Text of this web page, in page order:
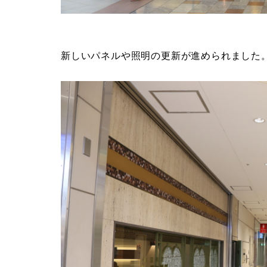
新しいパネルや照明の更新が進められました